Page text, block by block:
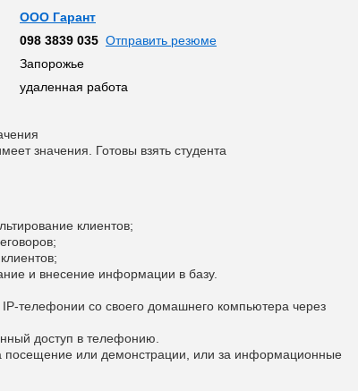
ООО Гарант
098 3839 035 Отправить резюме
Запорожье
удаленная работа
значения. Готовы взять студента
клиентов;
и внесение информации в базу.
телефонии со своего домашнего компьютера через
доступ в телефонию.
посещение или демонстрации, или за информационные